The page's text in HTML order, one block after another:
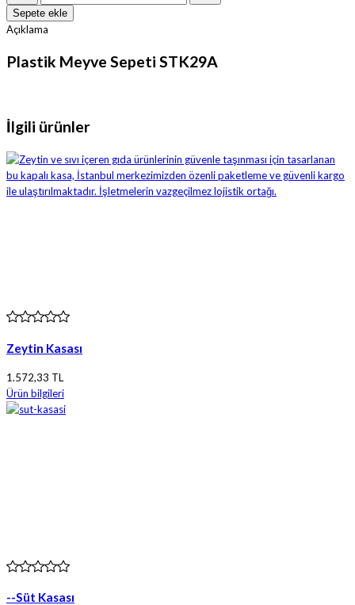
Sepete ekle
Açıklama
Plastik Meyve Sepeti STK29A
İlgili ürünler
Zeytin Kasası
1.572,33 TL
Ürün bilgileri
--Süt Kasası